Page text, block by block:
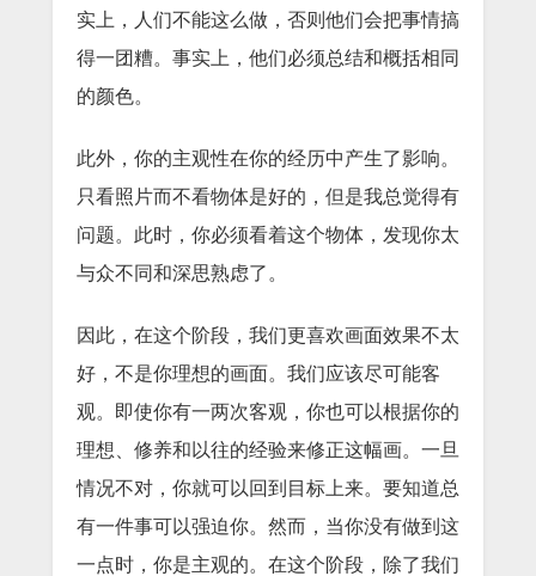
实上，人们不能这么做，否则他们会把事情搞
得一团糟。事实上，他们必须总结和概括相同
的颜色。
此外，你的主观性在你的经历中产生了影响。
只看照片而不看物体是好的，但是我总觉得有
问题。此时，你必须看着这个物体，发现你太
与众不同和深思熟虑了。
因此，在这个阶段，我们更喜欢画面效果不太
好，不是你理想的画面。我们应该尽可能客
观。即使你有一两次客观，你也可以根据你的
理想、修养和以往的经验来修正这幅画。一旦
情况不对，你就可以回到目标上来。要知道总
有一件事可以强迫你。然而，当你没有做到这
一点时，你是主观的。在这个阶段，除了我们